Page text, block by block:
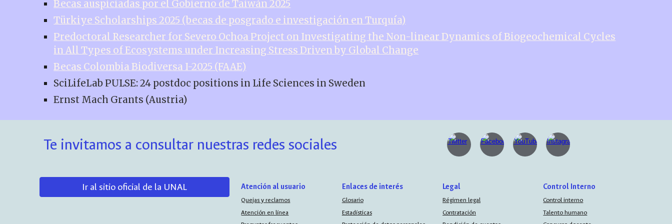
Becas auspiciadas por el Gobierno de Taiwán 2025
Türkiye Scholarships 2025 (becas de posgrado e investigación en Turquía)
Predoctoral Researcher for Severo Ochoa Project on Investigating the Non-linear Dynamics of Biogeochemical Cycles
in All Types of Ecosystems under Increasing Stress Driven by Global Change
Becas Colombia Biodiversa I-2025 (FAAE)
SciLifeLab PULSE: 24 postdoc positions in Life Sciences in Sweden
Ernst Mach Grants (Austria)
Te invitamos a consultar nuestras redes sociales
Ir al sitio oficial de la UNAL Atención al usuario
Quejas y reclamos
Atención en línea
Enlaces de interés
Glosario
Estadísticas
Legal
Régimen legal
Contratación
Control Interno
Control interno
Talento humano